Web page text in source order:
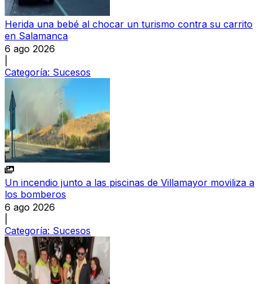
Herida una bebé al chocar un turismo contra su carrito
en Salamanca
6 ago 2026
Categoría: Sucesos
Un incendio junto a las piscinas de Villamayor moviliza a
los bomberos
6 ago 2026
Categoría: Sucesos